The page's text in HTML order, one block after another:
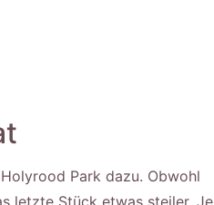
Park dazu. Obwohl
letzte Stück etwas steiler. Je